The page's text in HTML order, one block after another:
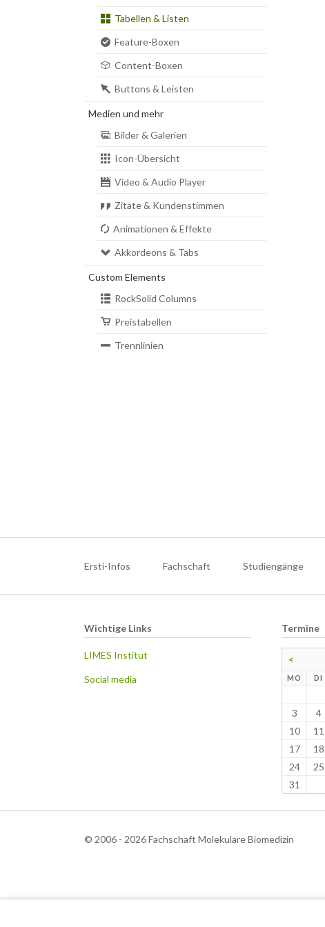
Tabellen & Listen
Feature-Boxen
Content-Boxen
Buttons & Leisten
Medien und mehr
Bilder & Galerien
Icon-Übersicht
Video & Audio Player
Zitate & Kundenstimmen
Animationen & Effekte
Akkordeons & Tabs
Custom Elements
RockSolid Columns
Preistabellen
Trennlinien
Ersti-Infos Fachschaft Studiengänge
Wichtige Links
LIMES Institut
Social media
Termine
<
MO NTAG
DI
3
4
10
11
17
18
24
25
31
© 2006 - 2026 Fachschaft Molekulare Biomedizin